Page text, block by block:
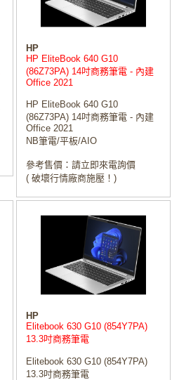
HP
HP EliteBook 640 G10
(86Z73PA) 14吋商務筆電 - 內建
Office 2021
HP EliteBook 640 G10
(86Z73PA) 14吋商務筆電 - 內建
Office 2021
NB筆電/平板/AIO
參考售價：請立即來電詢價
( 破壞行情廠商施壓！)
HP
Elitebook 630 G10 (854Y7PA)
13.3吋商務筆電
Elitebook 630 G10 (854Y7PA)
13.3吋商務筆電